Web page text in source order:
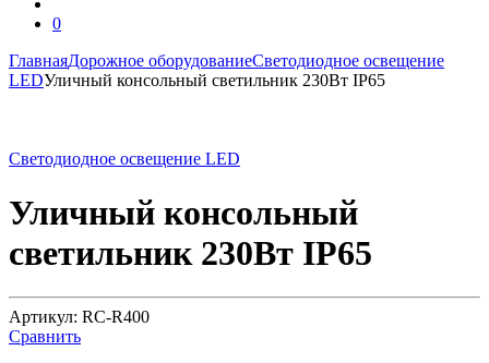
0
ГлавнаяДорожное оборудованиеСветодиодное освещение
LEDУличный консольный светильник 230Вт IP65
Светодиодное освещение LED
Уличный консольный
светильник 230Вт IP65
Артикул: RC-R400
Сравнить